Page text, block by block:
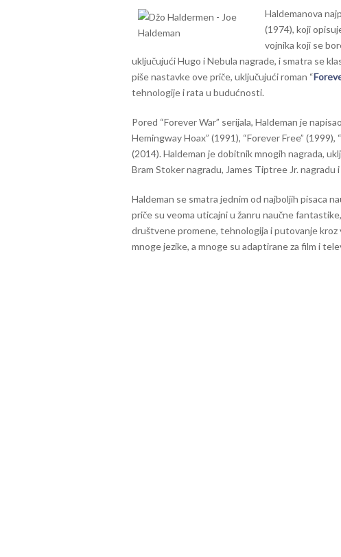
Haldemanova
(1974), koji
vojnika koji se
uključujući Hugo i Nebula nagrade, i smatra se
piše nastavke ove priče, uključujući roman “
tehnologije i rata u budućnosti.
Pored “Forever War” serijala, Haldeman je
Hemingway Hoax” (1991), “Forever Free”
(2014). Haldeman je dobitnik mnogih nagrada,
Bram Stoker nagradu, James Tiptree Jr. nagradu
Haldeman se smatra jednim od najboljih pisaca
priče su veoma uticajni u žanru naučne
društvene promene, tehnologija i putovanje kroz
mnoge jezike, a mnoge su adaptirane za film i